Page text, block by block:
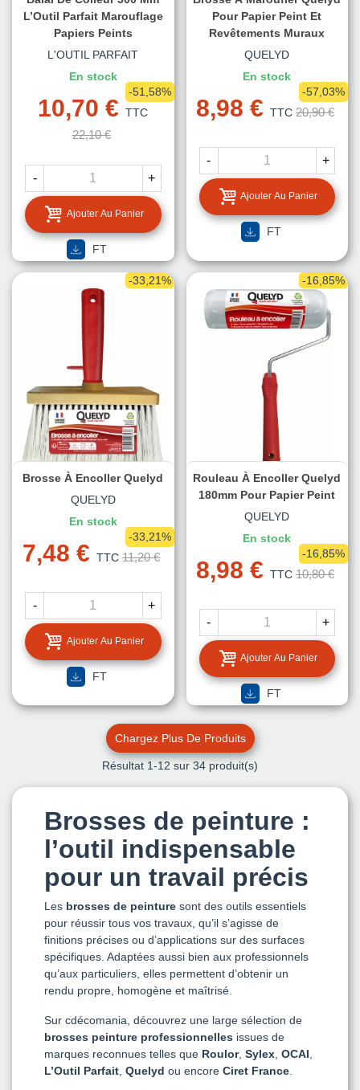
L’Outil Parfait Marouflage
Papiers Peints
L'OUTIL PARFAIT
En stock
10,70 € TTC
22,10 €
-51,58%
- +
Ajouter Au Panier
FT
Pour Papier Peint Et
Revêtements Muraux
QUELYD
En stock
8,98 € TTC 20,90 €
-57,03%
- +
Ajouter Au Panier
FT
-33,21%
Brosse À Encoller Quelyd
QUELYD
En stock
7,48 € TTC 11,20 €
-33,21%
- +
Ajouter Au Panier
FT
-16,85%
Rouleau À Encoller Quelyd
180mm Pour Papier Peint
QUELYD
En stock
8,98 € TTC 10,80 €
-16,85%
- +
Ajouter Au Panier
FT
Chargez Plus De Produits
Résultat 1-12 sur 34 produit(s)
Brosses de peinture :
l’outil indispensable
pour un travail précis
Les brosses de peinture sont des outils essentiels
pour réussir tous vos travaux, qu’il s’agisse de
finitions précises ou d’applications sur des surfaces
spécifiques. Adaptées aussi bien aux professionnels
qu’aux particuliers, elles permettent d’obtenir un
rendu propre, homogène et maîtrisé.
Sur cdécomania, découvrez une large sélection de
brosses peinture professionnelles issues de
marques reconnues telles que Roulor, Sylex OCAI
L’Outil Parfait Quelyd ou encore Ciret France